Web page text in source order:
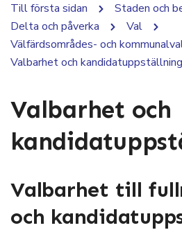
Till första sidan
Staden och
Delta och påverka
Val
Välfärdsområdes- och
Valbarhet och kandidatuppställning
Valbarhet och
Valbarhet till
och